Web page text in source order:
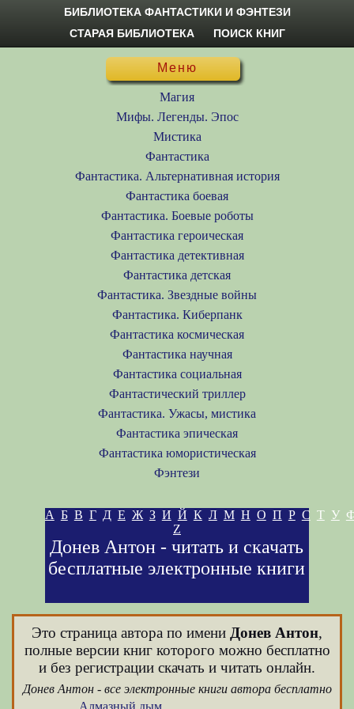
БИБЛИОТЕКА ФАНТАСТИКИ И ФЭНТЕЗИ
СТАРАЯ БИБЛИОТЕКА
ПОИСК КНИГ
Меню
Магия
Мифы. Легенды. Эпос
Мистика
Фантастика
Фантастика. Альтернативная история
Фантастика боевая
Фантастика. Боевые роботы
Фантастика героическая
Фантастика детективная
Фантастика детская
Фантастика. Звездные войны
Фантастика. Киберпанк
Фантастика космическая
Фантастика научная
Фантастика социальная
Фантастический триллер
Фантастика. Ужасы, мистика
Фантастика эпическая
Фантастика юмористическая
Фэнтези
А Б В Г Д Е Ж З И Й К Л М Н О П Р С Т У
Z
Донев Антон - читать и скачать
бесплатные электронные книги
Это страница автора по имени Донев Антон,
полные версии книг которого можно бесплатно
и без регистрации скачать и читать онлайн.
Донев Антон - все электронные книги автора бесплатно
Алмазный дым